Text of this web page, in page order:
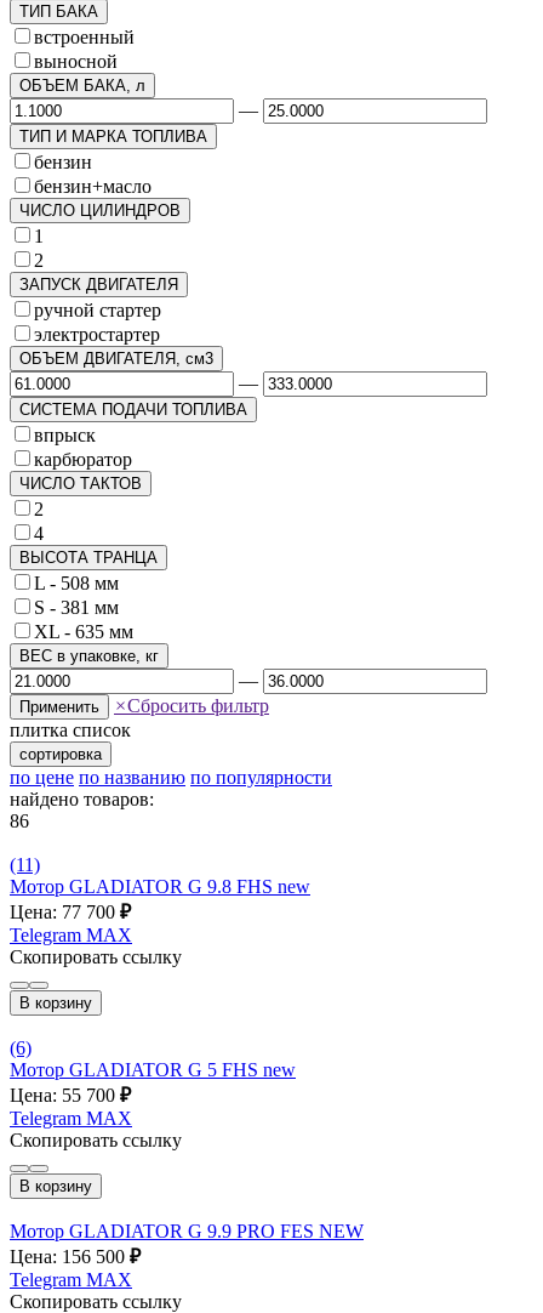
ТИП БАКА
встроенный
выносной
ОБЪЕМ БАКА, л
—
ТИП И МАРКА ТОПЛИВА
бензин
бензин+масло
ЧИСЛО ЦИЛИНДРОВ
1
2
ЗАПУСК ДВИГАТЕЛЯ
ручной стартер
электростартер
ОБЪЕМ ДВИГАТЕЛЯ, см3
—
СИСТЕМА ПОДАЧИ ТОПЛИВА
впрыск
карбюратор
ЧИСЛО ТАКТОВ
2
4
ВЫСОТА ТРАНЦА
L - 508 мм
S - 381 мм
XL - 635 мм
ВЕС в упаковке, кг
—
Применить ×Сбросить фильтр
плитка список
сортировка
по цене по названию по популярности
найдено товаров:
86
(11)
Мотор GLADIATOR G 9.8 FHS new
Цена: 77 700 ₽
Telegram MAX
Скопировать ссылку
В корзину
(6)
Мотор GLADIATOR G 5 FHS new
Цена: 55 700 ₽
Telegram MAX
Скопировать ссылку
В корзину
Мотор GLADIATOR G 9.9 PRO FES NEW
Цена: 156 500 ₽
Telegram MAX
Скопировать ссылку